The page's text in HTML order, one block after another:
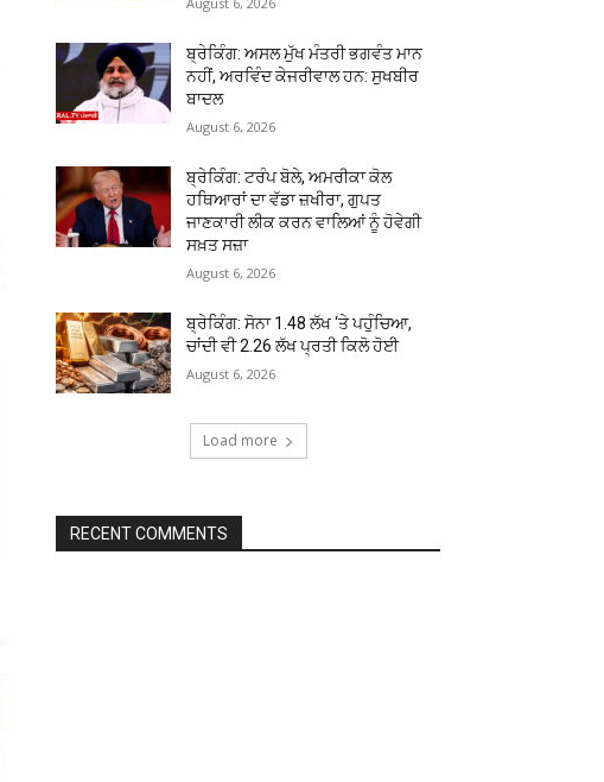
ਬ੍ਰੇਕਿੰਗ: ਅਸਲ ਮੁੱਖ ਮੰਤਰੀ ਭਗਵੰਤ ਮਾਨ
ਨਹੀਂ, ਅਰਵਿੰਦ ਕੇਜਰੀਵਾਲ ਹਨ: ਸੁਖਬੀਰ
ਬਾਦਲ
August 6, 2026
ਬ੍ਰੇਕਿੰਗ: ਟਰੰਪ ਬੋਲੇ, ਅਮਰੀਕਾ ਕੋਲ
ਹਥਿਆਰਾਂ ਦਾ ਵੱਡਾ ਜ਼ਖੀਰਾ, ਗੁਪਤ
ਜਾਣਕਾਰੀ ਲੀਕ ਕਰਨ ਵਾਲਿਆਂ ਨੂੰ ਹੋਵੇਗੀ
ਸਖ਼ਤ ਸਜ਼ਾ
August 6, 2026
ਬ੍ਰੇਕਿੰਗ: ਸੋਨਾ ₹1.48 ਲੱਖ ‘ਤੇ ਪਹੁੰਚਿਆ,
ਚਾਂਦੀ ਵੀ ₹2.26 ਲੱਖ ਪ੍ਰਤੀ ਕਿਲੋ ਹੋਈ
August 6, 2026
Load more
RECENT COMMENTS